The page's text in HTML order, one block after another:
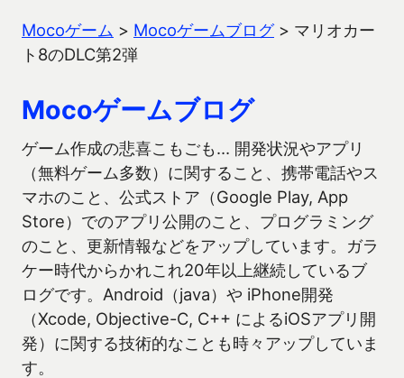
Mocoゲーム > Mocoゲームブログ> マリオカー
ト8のDLC第2弾
Mocoゲームブログ
ゲーム作成の悲喜こもごも… 開発状況やアプリ
（無料ゲーム多数）に関すること、携帯電話やス
マホのこと、公式ストア（Google Play, App
Store）でのアプリ公開のこと、プログラミング
のこと、更新情報などをアップしています。ガラ
ケー時代からかれこれ20年以上継続しているブ
ログです。Android（java）や iPhone開発
（Xcode, Objective-C, C++ によるiOSアプリ開
発）に関する技術的なことも時々アップしていま
す。